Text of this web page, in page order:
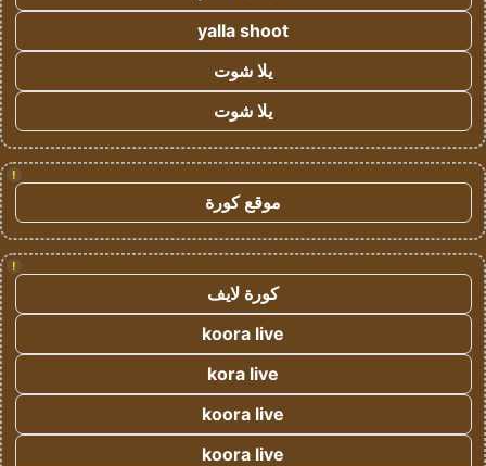
yalla shoot
يلا شوت
يلا شوت
!
موقع كورة
!
كورة لايف
koora live
kora live
koora live
koora live